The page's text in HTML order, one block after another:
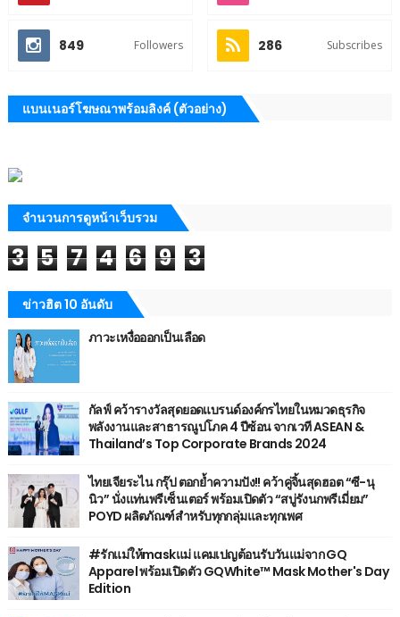
849 Followers 286 Subscribes
แบนเนอร์โฆษณาพร้อมลิงค์ (ตัวอย่าง)
จำนวนการดูหน้าเว็บรวม
3 5 7 4 6 9 3
ข่าวฮิต 10 อันดับ
ภาวะเหงื่อออกเป็นเลือด
กัลฟ์ คว้ารางวัลสุดยอดแบรนด์องค์กรไทยในหมวดธุรกิจ
พลังงานและสาธารณูปโภค 4 ปีซ้อน จากเวที ASEAN &
Thailand’s Top Corporate Brands 2024
ไทยเจียระไน กรุ๊ป ตอกย้ำความปัง!! คว้าคู่จิ้นสุดฮอต “ซี-นุ
นิว” นั่งแท่นพรีเซ็นเตอร์ พร้อมเปิดตัว “สบู่รังนกพรีเมี่ยม”
POYD ผลิตภัณฑ์สำหรับทุกกลุ่มและทุกเพศ
#รักแม่ให้maskแม่ แคมเปญต้อนรับวันแม่จาก GQ
Apparel พร้อมเปิดตัว GQWhite™ Mask Mother's Day
Edition